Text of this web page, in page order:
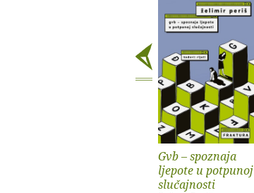
Gvb – spoznaja
ljepote u potpunoj
slučajnosti